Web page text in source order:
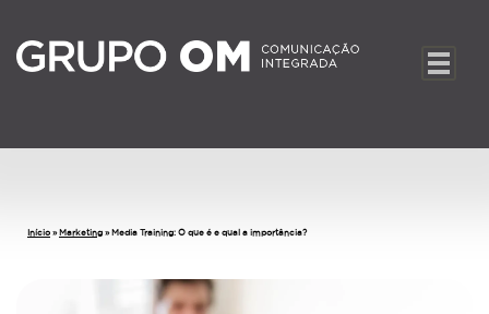
Início » Marketing » Media Training: O que é e qual a importância?